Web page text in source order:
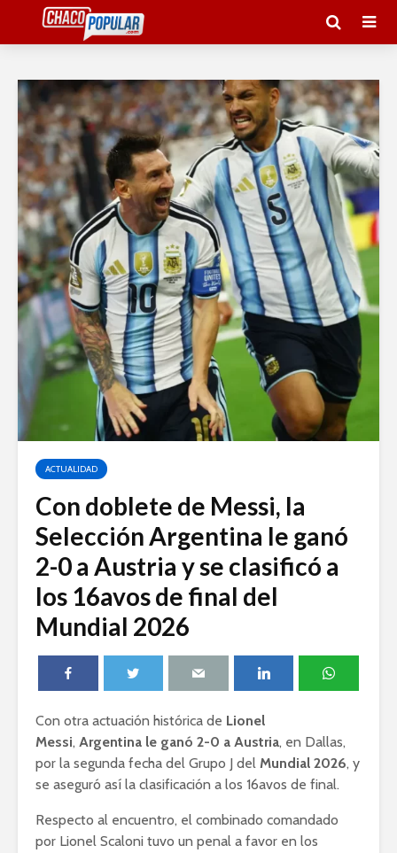
ACTUALIDAD
Con doblete de Messi, la
Selección Argentina le ganó
2-0 a Austria y se clasificó a
los 16avos de final del
Mundial 2026
Con otra actuación histórica de Lionel
Messi, Argentina le ganó 2-0 a Austria, en Dallas,
por la segunda fecha del Grupo J del Mundial 2026, y
se aseguró así la clasificación a los 16avos de final.
Respecto al encuentro, el combinado comandado
por Lionel Scaloni tuvo un penal a favor en los